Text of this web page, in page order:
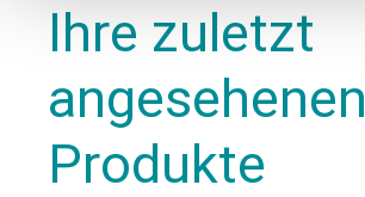
Ihre zuletzt
angesehenen
Produkte